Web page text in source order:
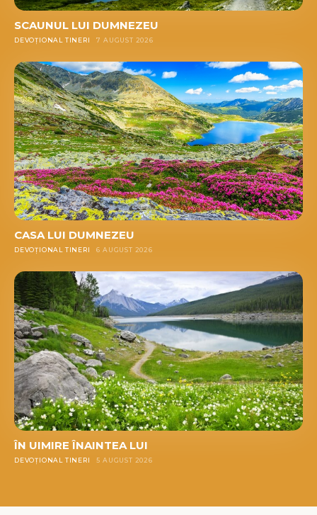
SCAUNUL LUI DUMNEZEU
DEVOȚIONAL TINERI 7 AUGUST 2026
CASA LUI DUMNEZEU
DEVOȚIONAL TINERI 6 AUGUST 2026
ÎN UIMIRE ÎNAINTEA LUI
DEVOȚIONAL TINERI 5 AUGUST 2026